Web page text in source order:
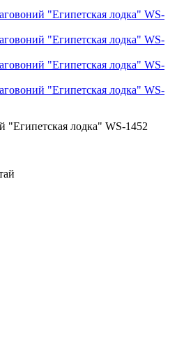
"Египетская лодка" WS-1452